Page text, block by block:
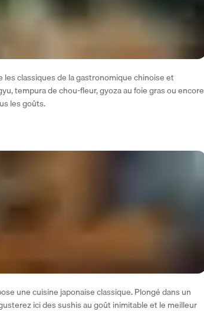
les classiques de la gastronomique chinoise et
tempura de chou-fleur, gyoza au foie gras ou encore
les goûts.
une cuisine japonaise classique. Plongé dans un
ici des sushis au goût inimitable et le meilleur